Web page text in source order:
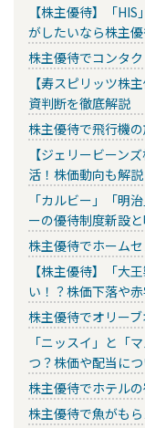
【株主優待】「
がしたいなら株主
株主優待でコンタ
【寿スピリッツ株
資判断を徹底解説
株主優待で飛行機
【ジェリービーン
活！株価動向も解説
「カルビー」「明
ーの優待制度新設
株主優待でホーム
【株主優待】「大
い！？株価下落や
株主優待でオリー
「ニッスイ」と「
つ？株価や配当に
株主優待でホテル
株主優待で魚がも